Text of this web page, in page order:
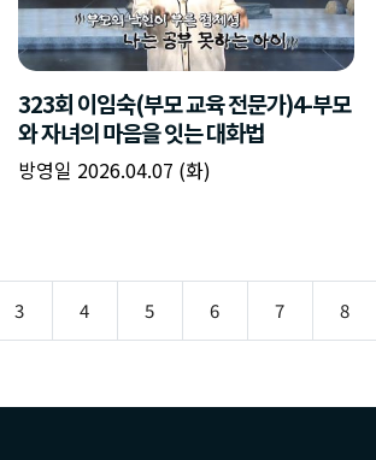
323회 이임숙(부모 교육 전문가)4-부모
와 자녀의 마음을 잇는 대화법
방영일 2026.04.07 (화)
3 4 5 6 7 8